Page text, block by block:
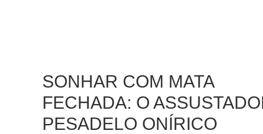
SONHAR COM MATA
FECHADA: O
PESADELO ONÍRICO